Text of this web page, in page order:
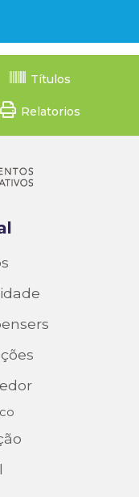
Títulos
Relatorios